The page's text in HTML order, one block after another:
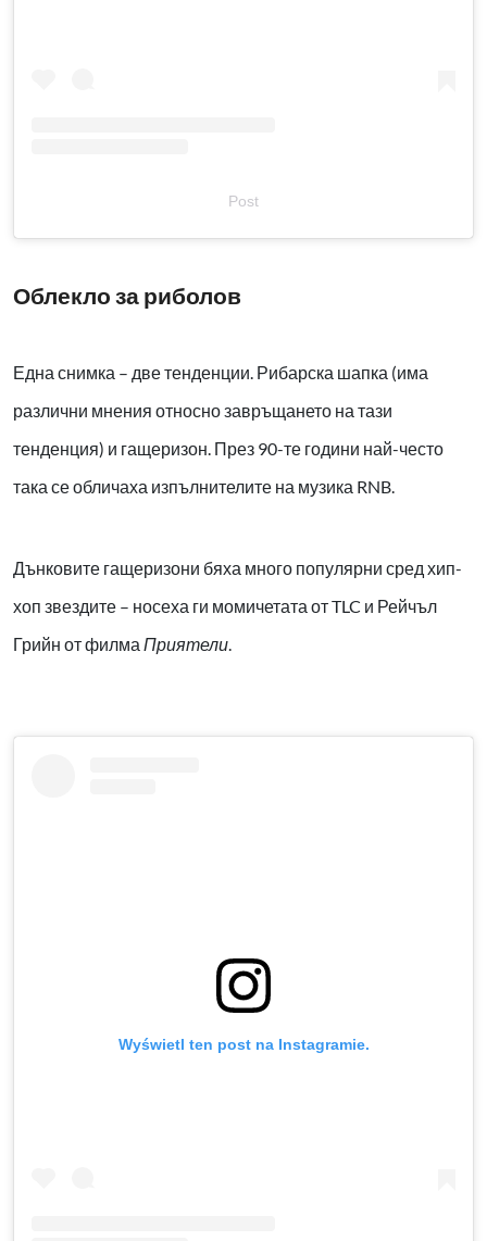
Post
Облекло за риболов
Една снимка – две тенденции. Рибарска шапка (има
различни мнения относно завръщането на тази
тенденция) и гащеризон. През 90-те години най-често
така се обличаха изпълнителите на музика RNB.
Дънковите гащеризони бяха много популярни сред хип-
хоп звездите – носеха ги момичетата от TLC и Рейчъл
Грийн от филма Приятели.
Wyświetl ten post na Instagramie.